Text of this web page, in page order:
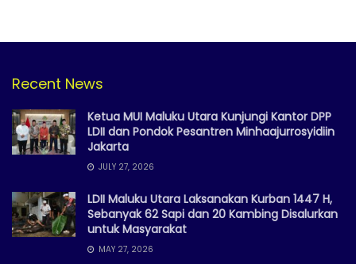
Recent News
Ketua MUI Maluku Utara Kunjungi Kantor DPP
LDII dan Pondok Pesantren Minhaajurrosyidiin
Jakarta
JULY 27, 2026
LDII Maluku Utara Laksanakan Kurban 1447 H,
Sebanyak 62 Sapi dan 20 Kambing Disalurkan
untuk Masyarakat
MAY 27, 2026